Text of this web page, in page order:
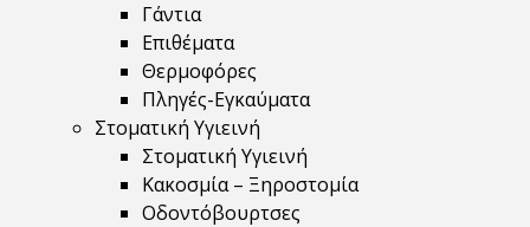
Γάντια
Επιθέματα
Θερμοφόρες
Πληγές-Εγκαύματα
Στοματική Υγιεινή
Στοματική Υγιεινή
Κακοσμία – Ξηροστομία
Οδοντόβουρτσες